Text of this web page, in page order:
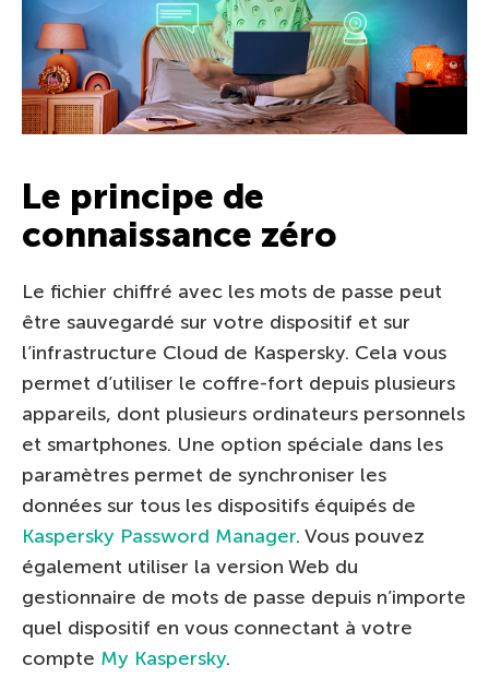
Le principe de
connaissance zéro
Le fichier chiffré avec les mots de passe peut
être sauvegardé sur votre dispositif et sur
l’infrastructure Cloud de Kaspersky. Cela vous
permet d’utiliser le coffre-fort depuis plusieurs
appareils, dont plusieurs ordinateurs personnels
et smartphones. Une option spéciale dans les
paramètres permet de synchroniser les
données sur tous les dispositifs équipés de
Kaspersky Password Manager. Vous pouvez
également utiliser la version Web du
gestionnaire de mots de passe depuis n’importe
quel dispositif en vous connectant à votre
compte My Kaspersky.